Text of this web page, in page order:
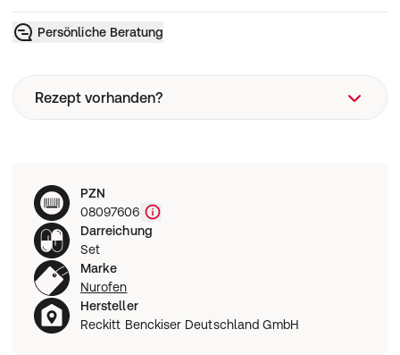
Persönliche Beratung
Rezept vorhanden?
Wie funktioniert eine Rezeptbestellung?
PZN
08097606
Darreichung
Set
Marke
Nurofen
Hersteller
Reckitt Benckiser Deutschland GmbH